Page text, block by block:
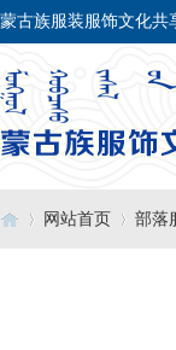
蒙古族服装服饰文化共
网站首页 部落